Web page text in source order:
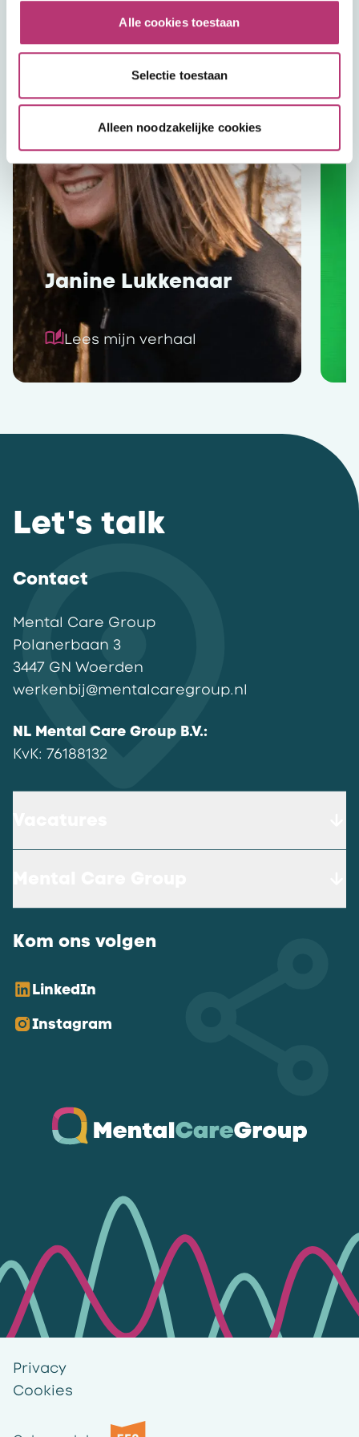
Alle cookies toestaan
Selectie toestaan
Alleen noodzakelijke cookies
Janine Lukkenaar
Lees mijn verhaal
Let's talk
Contact
Mental Care Group
Polanerbaan 3
3447 GN Woerden
werkenbij@mentalcaregroup.nl
NL Mental Care Group B.V.:
KvK: 76188132
Kom ons volgen
LinkedIn
Instagram
Privacy
Cookies